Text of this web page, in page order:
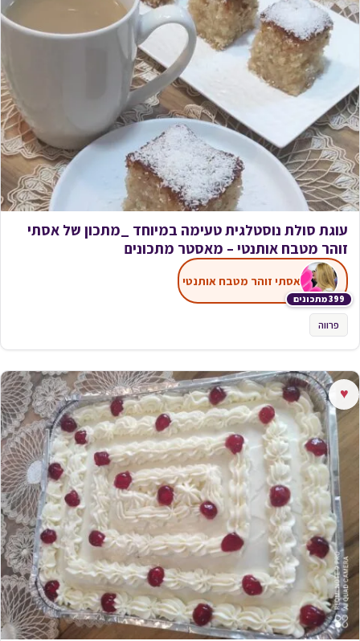
עוגת סולת נוסטלגית טעימה במיוחד _מתכון של אסתי
זוהר מטבח אותנטי – מאסטר מתכונים
399 מתכונים
אסתי זוהר מטבח אותנטי
פרווה
♥